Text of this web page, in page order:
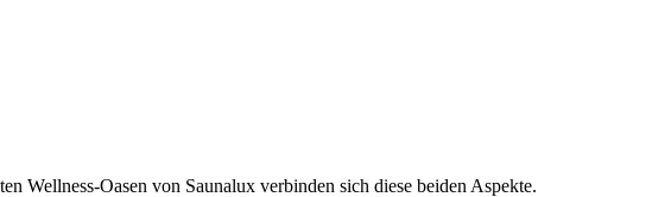
Wellness-Oasen von Saunalux verbinden sich diese beiden Aspekte.